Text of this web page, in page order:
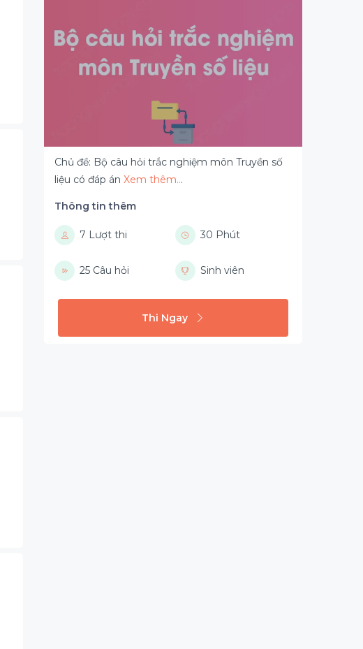
Chủ đề: Bộ câu hỏi trắc nghiệm môn Truyền số
liệu có đáp án Xem thêm...
Thông tin thêm
7 Lượt thi 30 Phút
25 Câu hỏi Sinh viên
Thi Ngay